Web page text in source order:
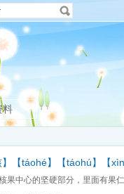
料
】【táohé】【táohú】【
果中心的坚硬部分，里面有果